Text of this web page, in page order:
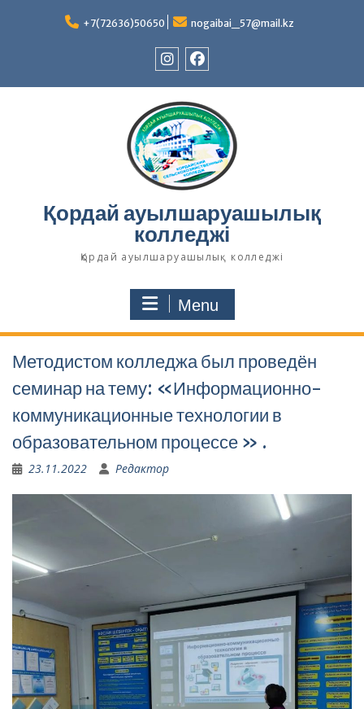
+7(72636)50650 nogaibai_57@mail.kz
Қордай ауылшаруашылық
колледжі
Қордай ауылшаруашылық колледжі
Menu
Методистом колледжа был проведён
семинар на тему: «Информационно-
коммуникационные технологии в
образовательном процессе » .
23.11.2022 Редактор